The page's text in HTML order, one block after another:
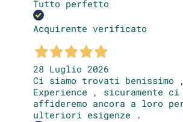
Tutto perfetto
Acquirente verificato
28 Luglio 2026
Ci siamo trovati benissimo
Experience , sicuramente ci
affideremo ancora a loro
ulteriori esigenze .